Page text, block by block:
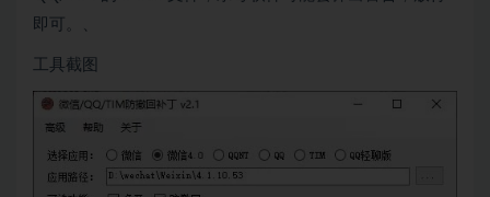
即可。、
工具截图